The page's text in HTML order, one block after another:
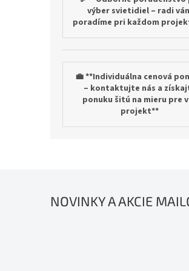
výber svietidiel – radi
poradíme pri každom
💼 **Individuálna cenová
– kontaktujte nás a
ponuku šitú na mieru pre
projekt**
NOVINKY A AKCIE